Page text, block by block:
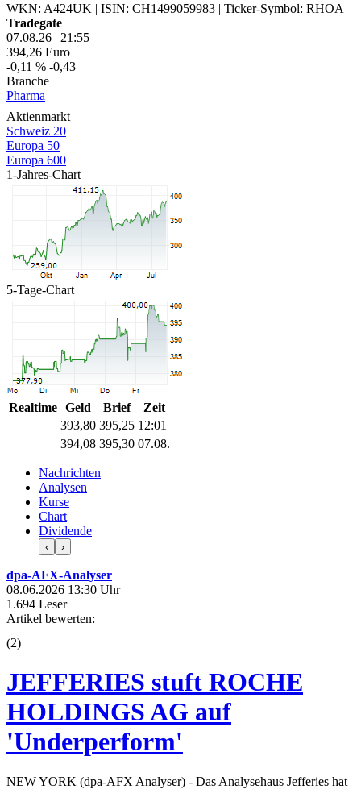
WKN: A424UK | ISIN: CH1499059983 | Ticker-Symbol: RHOA
Tradegate
07.08.26 | 21:55
394,26 Euro
-0,11 % -0,43
Branche
Pharma
Aktienmarkt
Schweiz 20
Europa 50
Europa 600
1-Jahres-Chart
5-Tage-Chart
Realtime Geld Brief
Zeit
393,80 395,25 12:01
394,08 395,30 07.08.
Nachrichten
Analysen
Kurse
Chart
Dividende
‹ ›
dpa-AFX-Analyser
08.06.2026 13:30 Uhr
1.694 Leser
Artikel bewerten:
(2)
JEFFERIES stuft ROCHE
HOLDINGS AG auf
'Underperform'
NEW YORK (dpa-AFX Analyser) - Das Analysehaus Jefferies hat